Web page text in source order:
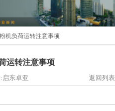
机负荷运转注意事项
运转注意事项
东卓亚 返回列表